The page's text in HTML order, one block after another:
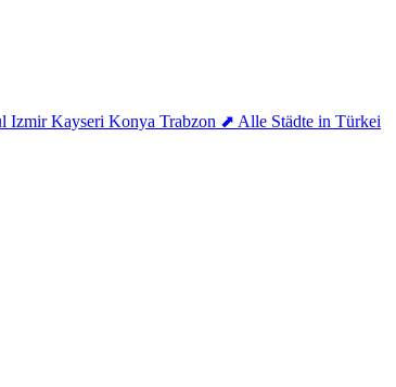
IzmirKayseri Konya Trabzon ⬈ Alle Städte in Türkei